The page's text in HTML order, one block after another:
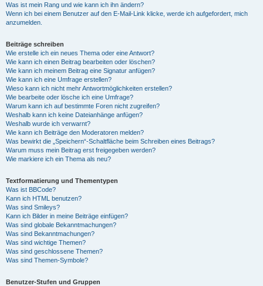
Was ist mein Rang und wie kann ich ihn ändern?
Wenn ich bei einem Benutzer auf den E-Mail-Link klicke, werde ich aufgefordert, mich
anzumelden.
Beiträge schreiben
Wie erstelle ich ein neues Thema oder eine Antwort?
Wie kann ich einen Beitrag bearbeiten oder löschen?
Wie kann ich meinem Beitrag eine Signatur anfügen?
Wie kann ich eine Umfrage erstellen?
Wieso kann ich nicht mehr Antwortmöglichkeiten erstellen?
Wie bearbeite oder lösche ich eine Umfrage?
Warum kann ich auf bestimmte Foren nicht zugreifen?
Weshalb kann ich keine Dateianhänge anfügen?
Weshalb wurde ich verwarnt?
Wie kann ich Beiträge den Moderatoren melden?
Was bewirkt die „Speichern“-Schaltfläche beim Schreiben eines Beitrags?
Warum muss mein Beitrag erst freigegeben werden?
Wie markiere ich ein Thema als neu?
Textformatierung und Thementypen
Was ist BBCode?
Kann ich HTML benutzen?
Was sind Smileys?
Kann ich Bilder in meine Beiträge einfügen?
Was sind globale Bekanntmachungen?
Was sind Bekanntmachungen?
Was sind wichtige Themen?
Was sind geschlossene Themen?
Was sind Themen-Symbole?
Benutzer-Stufen und Gruppen